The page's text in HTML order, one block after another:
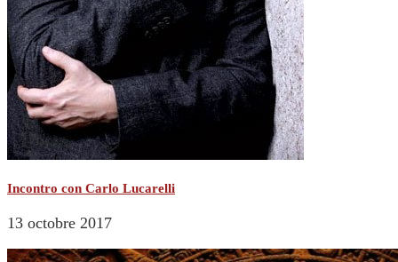
Incontro con Carlo Lucarelli
13 octobre 2017